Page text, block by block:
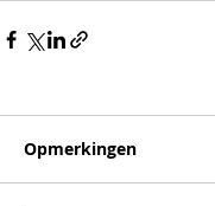
Opmerkingen